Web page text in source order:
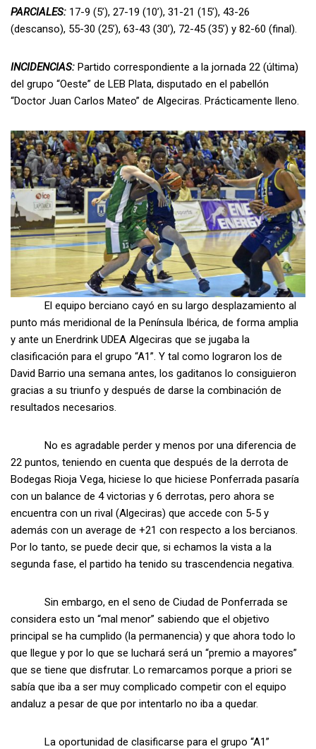
PARCIALES: 17-9 (5’), 27-19 (10’), 31-21 (15’), 43-26
(descanso), 55-30 (25’), 63-43 (30’), 72-45 (35’) y 82-60 (final).
INCIDENCIAS: Partido correspondiente a la jornada 22 (última)
del grupo “Oeste” de LEB Plata, disputado en el pabellón
“Doctor Juan Carlos Mateo” de Algeciras. Prácticamente lleno.
El equipo berciano cayó en su largo desplazamiento al
punto más meridional de la Península Ibérica, de forma amplia
y ante un Enerdrink UDEA Algeciras que se jugaba la
clasificación para el grupo “A1”. Y tal como lograron los de
David Barrio una semana antes, los gaditanos lo consiguieron
gracias a su triunfo y después de darse la combinación de
resultados necesarios.
No es agradable perder y menos por una diferencia de
22 puntos, teniendo en cuenta que después de la derrota de
Bodegas Rioja Vega, hiciese lo que hiciese Ponferrada pasaría
con un balance de 4 victorias y 6 derrotas, pero ahora se
encuentra con un rival (Algeciras) que accede con 5-5 y
además con un average de +21 con respecto a los bercianos.
Por lo tanto, se puede decir que, si echamos la vista a la
segunda fase, el partido ha tenido su trascendencia negativa.
Sin embargo, en el seno de Ciudad de Ponferrada se
considera esto un “mal menor” sabiendo que el objetivo
principal se ha cumplido (la permanencia) y que ahora todo lo
que llegue y por lo que se luchará será un “premio a mayores”
que se tiene que disfrutar. Lo remarcamos porque a priori se
sabía que iba a ser muy complicado competir con el equipo
andaluz a pesar de que por intentarlo no iba a quedar.
La oportunidad de clasificarse para el grupo “A1”